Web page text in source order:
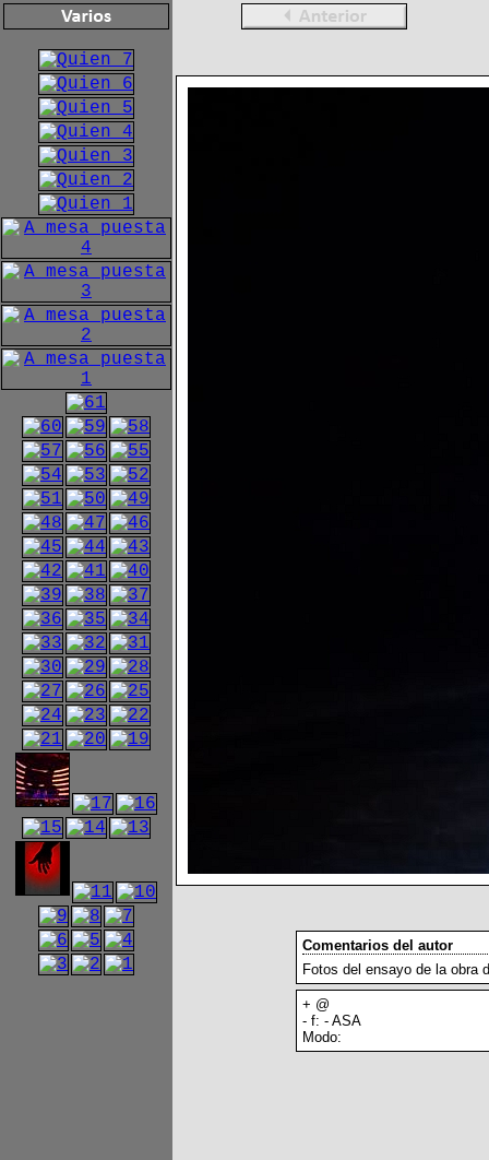
Comentarios del autor
Fotos del ensayo de la obra
+ @
- f: - ASA
Modo: